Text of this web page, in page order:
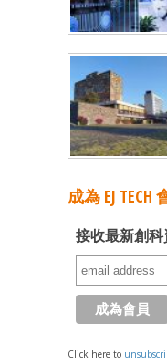
成為 EJ TECH
接收最新創科
Click here to